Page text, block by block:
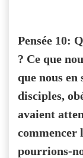
Pensée 10:
? Ce que
que nous en
disciples,
avaient
commencer
pourrions-